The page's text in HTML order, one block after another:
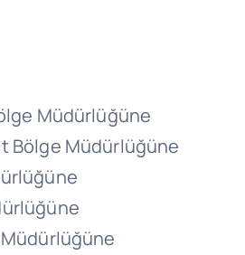
Müdürlüğüne
Bölge Müdürlüğüne